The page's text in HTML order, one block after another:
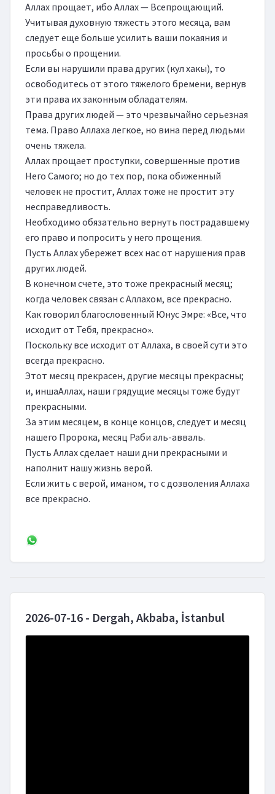
Аллах прощает, ибо Аллах — Всепрощающий.
Учитывая духовную тяжесть этого месяца, вам
следует еще больше усилить ваши покаяния и
просьбы о прощении.
Если вы нарушили права других (кул хакы), то
освободитесь от этого тяжелого бремени, вернув
эти права их законным обладателям.
Права других людей — это чрезвычайно серьезная
тема. Право Аллаха легкое, но вина перед людьми
очень тяжела.
Аллах прощает проступки, совершенные против
Него Самого; но до тех пор, пока обиженный
человек не простит, Аллах тоже не простит эту
несправедливость.
Необходимо обязательно вернуть пострадавшему
его право и попросить у него прощения.
Пусть Аллах убережет всех нас от нарушения прав
других людей.
В конечном счете, это тоже прекрасный месяц;
когда человек связан с Аллахом, все прекрасно.
Как говорил благословенный Юнус Эмре: «Все, что
исходит от Тебя, прекрасно».
Поскольку все исходит от Аллаха, в своей сути это
всегда прекрасно.
Этот месяц прекрасен, другие месяцы прекрасны;
и, иншаАллах, наши грядущие месяцы тоже будут
прекрасными.
За этим месяцем, в конце концов, следует и месяц
нашего Пророка, месяц Раби аль-авваль.
Пусть Аллах сделает наши дни прекрасными и
наполнит нашу жизнь верой.
Если жить с верой, иманом, то с дозволения Аллаха
все прекрасно.
2026-07-16 - Dergah, Akbaba, İstanbul